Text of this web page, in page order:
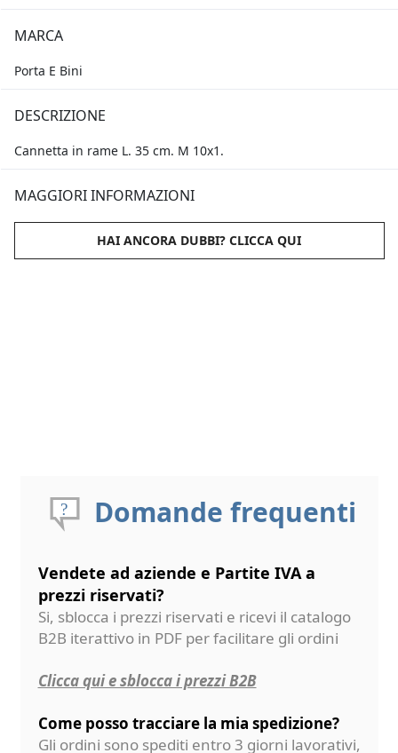
MARCA
Porta E Bini
DESCRIZIONE
Cannetta in rame L. 35 cm. M 10x1.
MAGGIORI INFORMAZIONI
HAI ANCORA DUBBI? CLICCA QUI
Domande frequenti
Vendete ad aziende e Partite IVA a
prezzi riservati?
Si, sblocca i prezzi riservati e ricevi il catalogo
B2B iterattivo in PDF per facilitare gli ordini
Clicca qui e sblocca i prezzi B2B
Come posso tracciare la mia spedizione?
Gli ordini sono spediti entro 3 giorni lavorativi,